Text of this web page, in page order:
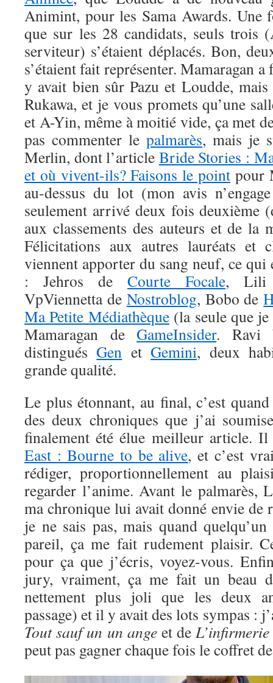
Animint, pour les Sama Awards. Une
que sur les 28 candidats, seuls trois
serviteur) s’étaient déplacés. Bon,
s’étaient fait représenter. Mamaragan
y avait bien sûr Pazu et Loudde,
Rukawa, et je vous promets qu’une
et A-Yin, même à moitié vide, ça met
pas commenter le palmarès, mais je
Merlin, dont l’article Bride Stories :
et où vivent-ils? Faisons le point pour
au-dessus du lot (mon avis
seulement arrivé deux fois deuxième
aux classements des auteurs et de la
Félicitations aux autres lauréats et
viennent apporter du sang neuf, ce qui
: Jehros de Courte Focale,
VpViennetta de Nostroblog, Bobo de
Ma Petite Médiathèque(la seule que je
Mamaragan deGameInsider. Ravi
distinguésGen etGemini, deux
grande qualité.
Le plus étonnant, au final, c’est
des deux chroniques que j’ai
finalement été élue meilleur article.
East : Bourne to be alive, et c’est
rédiger, proportionnellement au
regarder l’anime. Avant le palmarès,
ma chronique lui avait donné envie de
je ne sais pas, mais quand
pareil, ça me fait rudement plaisir.
pour ça que j’écris, voyez-vous.
jury, vraiment, ça me fait un beau
nettement plus joli que les deux
passage) et il y avait des lots sympas :
Tout sauf un un angeet de
peut pas gagner chaque fois le coffret